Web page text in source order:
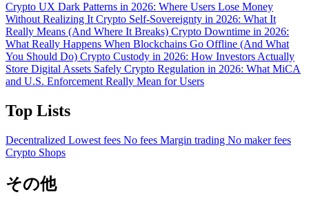
Crypto UX Dark Patterns in 2026: Where Users Lose Money
Without Realizing It Crypto Self-Sovereignty in 2026: What It
Really Means (And Where It Breaks) Crypto Downtime in 2026:
What Really Happens When Blockchains Go Offline (And What
You Should Do) Crypto Custody in 2026: How Investors Actually
Store Digital Assets Safely Crypto Regulation in 2026: What MiCA
and U.S. Enforcement Really Mean for Users
Top Lists
Decentralized Lowest fees No fees Margin trading No maker fees
Crypto Shops
その他